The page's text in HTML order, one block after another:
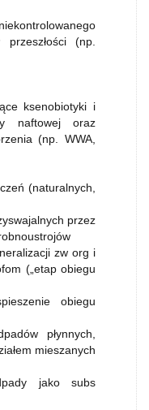
(np.
ksenobiotyki i
naftowej oraz
(np. WWA,
(naturalnych,
przez
zw org i
(„etap obiegu
obiegu
płynnych,
mieszanych
jako subs